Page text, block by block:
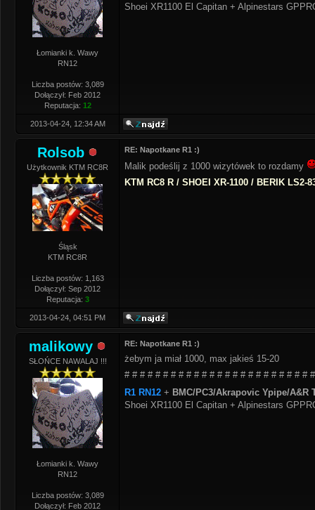
Łomianki k. Wawy
RN12
Liczba postów: 3,089
Dołączył: Feb 2012
Reputacja: 12
Shoei XR1100 El Capitan + Alpinestars
2013-04-24, 12:34 AM
Rolsob
Użytkownik KTM RC8R
Śląsk
KTM RC8R
Liczba postów: 1,163
Dołączył: Sep 2012
Reputacja: 3
RE: Napotkane R1 :)
Malik podeślij z 1000 wizytówek to rozdamy
KTM RC8 R / SHOEI XR-1100 / BERIK LS2-
2013-04-24, 04:51 PM
malikowy
SŁOŃCE NAWALAJ !!!
Łomianki k. Wawy
RN12
Liczba postów: 3,089
Dołączył: Feb 2012
RE: Napotkane R1 :)
żebym ja miał 1000, max jakieś 15-20
# # # # # # # # # # # # # # # # # # # # # # # #
R1 RN12 + BMC/PC3/Akrapovic Ypipe/A&R
Shoei XR1100 El Capitan + Alpinestars